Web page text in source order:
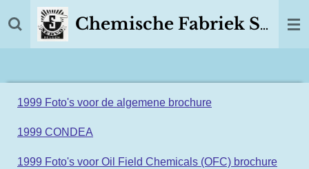
Ga
direct
Chemische Fabriek SERVO Delden
1999 Foto's voor de algemene brochure
1999 CONDEA
1999 Foto's voor Oil Field Chemicals (OFC) brochure